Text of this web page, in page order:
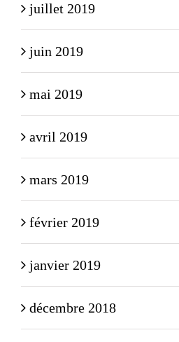
juillet 2019
juin 2019
mai 2019
avril 2019
mars 2019
février 2019
janvier 2019
décembre 2018